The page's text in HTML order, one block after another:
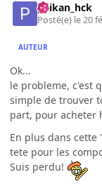
paikan_hck
Posté(e) le 20
AUTEUR
Ok...
le probleme, c'est
simple de trouver
part, pour acheter
En plus dans
tete pour les
Suis perdu!